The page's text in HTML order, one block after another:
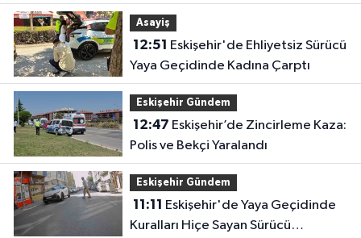
Asayiş
12:51
Yaya Geçidinde Kadına Çarptı
Eskişehir Gündem
12:47
Polis ve Bekçi Yaralandı
Eskişehir Gündem
11:11
Kuralları Hiçe Sayan Sürücü